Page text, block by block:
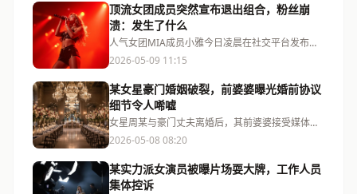
顶流女团成员突然宣布退出组合，粉丝崩
溃：发生了什么
人气女团MIA成员小雅今日凌晨在社交平台发布长
文，宣布因个人原因退出组合，公司随后确认消息
属实，但拒绝透露具体原因。
2026-05-09 11:15
某女星豪门婚姻破裂，前婆婆曝光婚前协议
细节令人唏嘘
女星周某与豪门丈夫离婚后，其前婆婆接受媒体采
访，首度公开婚前协议内容，其中财产分割条款引
发公众对豪门婚姻的热议。
2026-05-08 08:20
某实力派女演员被曝片场耍大牌，工作人员
集体控诉